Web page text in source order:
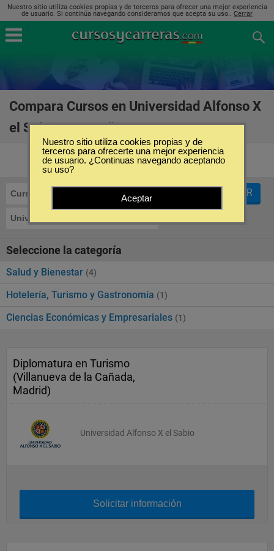
Nuestro sitio utiliza cookies propias y de terceros para ofrecer una mejor experiencia
de usuario. Si continúa navegando consideramos que acepta su uso.. Cerrar
Compara Cursos en Universidad Alfonso X
el Sabio en España
Cursos
Universidad Alfonso X el Sabio
FILTRAR
Seleccione la categoría
Salud y Bienestar (4)
Hotelería, Turismo y Gastronomía (1)
Ciencias Económicas y Empresariales (1)
Diplomatura en Turismo
(Villanueva de la Cañada,
Madrid)
Universidad Alfonso X el Sabio
Solicitar información
Nuestro sitio utiliza cookies propias y de
terceros para ofrecerte una mejor experiencia
de usuario. ¿Continuas navegando aceptando
su uso?
Aceptar